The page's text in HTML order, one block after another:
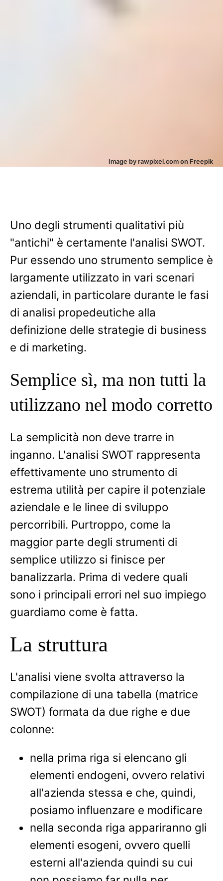
Image by rawpixel.com on Freepik
Uno degli strumenti qualitativi più
"antichi" è certamente l'analisi SWOT.
Pur essendo uno strumento semplice è
largamente utilizzato in vari scenari
aziendali, in particolare durante le fasi
di analisi propedeutiche alla
definizione delle strategie di business
e di marketing.
Semplice sì, ma non tutti la
utilizzano nel modo corretto
La semplicità non deve trarre in
inganno. L'analisi SWOT rappresenta
effettivamente uno strumento di
estrema utilità per capire il potenziale
aziendale e le linee di sviluppo
percorribili. Purtroppo, come la
maggior parte degli strumenti di
semplice utilizzo si finisce per
banalizzarla. Prima di vedere quali
sono i principali errori nel suo impiego
guardiamo come è fatta.
La struttura
L'analisi viene svolta attraverso la
compilazione di una tabella (matrice
SWOT) formata da due righe e due
colonne:
nella prima riga si elencano gli
elementi endogeni, ovvero relativi
all'azienda stessa e che, quindi,
posiamo influenzare e modificare
nella seconda riga appariranno gli
elementi esogeni, ovvero quelli
esterni all'azienda quindi su cui